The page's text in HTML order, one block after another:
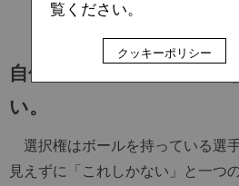
「シュンキ、見えていたんだっ
自信の塊。未来の明るさ
い。
選択権はボールを持っている選
見えずに「これしかない」と一つ
覧ください。
クッキーポリシー